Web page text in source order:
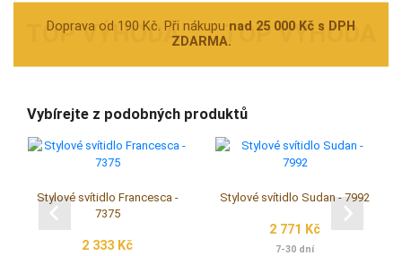
Doprava od 190 Kč. Při nákupu nad 25 000 Kč s DPH
ZDARMA.
Vybírejte z podobných produktů
Stylové svítidlo Francesca -
7375
2 333 Kč
Stylové svítidlo Sudan - 7992
2 771 Kč
7-30 dní